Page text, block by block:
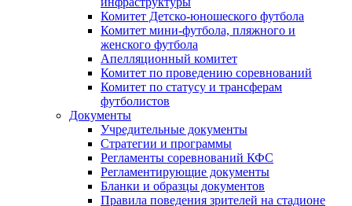
Комитет Детско-юношеского футбола
Комитет мини-футбола, пляжного и
женского футбола
Апелляционный комитет
Комитет по проведению соревнований
Комитет по статусу и трансферам
футболистов
Документы
Учредительные документы
Стратегии и программы
Регламенты соревнований КФС
Регламентирующие документы
Бланки и образцы документов
Правила поведения зрителей на стадионе